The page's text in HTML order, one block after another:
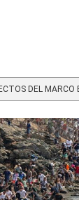
DEL MARCO